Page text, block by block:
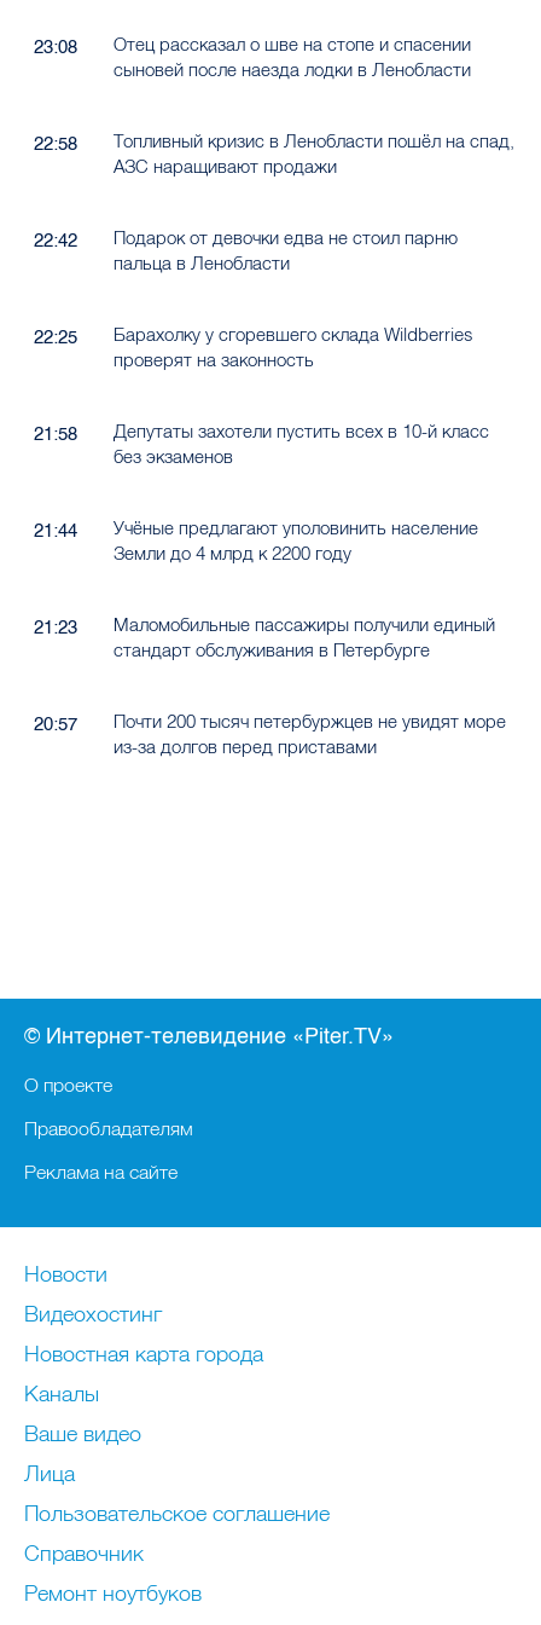
23:08
Отец рассказал о шве на стопе и спасении
сыновей после наезда лодки в Ленобласти
22:58
Топливный кризис в Ленобласти пошёл на спад,
АЗС наращивают продажи
22:42
Подарок от девочки едва не стоил парню
пальца в Ленобласти
22:25
Барахолку у сгоревшего склада Wildberries
проверят на законность
21:58
Депутаты захотели пустить всех в 10-й класс
без экзаменов
21:44
Учёные предлагают уполовинить население
Земли до 4 млрд к 2200 году
21:23
Маломобильные пассажиры получили единый
стандарт обслуживания в Петербурге
20:57
Почти 200 тысяч петербуржцев не увидят море
из-за долгов перед приставами
© Интернет-телевидение «Piter.TV»
О проекте
Правообладателям
Реклама на сайте
Новости
Видеохостинг
Новостная карта города
Каналы
Ваше видео
Лица
Пользовательское соглашение
Справочник
Ремонт нoутбуков